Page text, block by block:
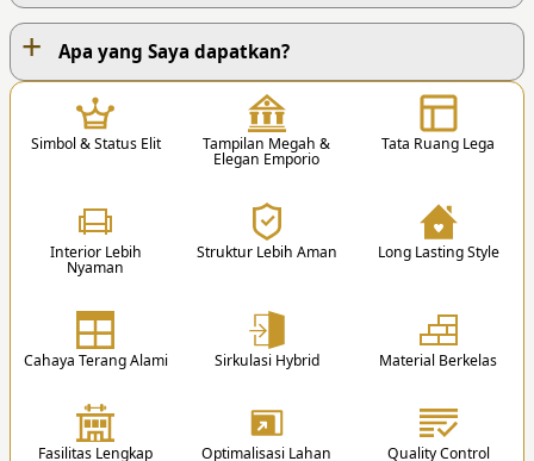
PROSES KERJA KAMI
Anda dapat menghubungi kami via Telp. /
Whatsapp / Email / Form Pemesanan.
Lantai 1 Lantai 2
1 K. Tidur Utama
1 K. Mandi Utama
3 K. Tidur Anak + KM Dalam
+ Apa yang Saya dapatkan?
Simbol & Status Elit Tampilan Megah &
Elegan Emporio
Tata Ruang Lega
Interior Lebih
Nyaman
Struktur Lebih Aman Long Lasting Style
Cahaya Terang Alami Sirkulasi Hybrid Material Berkelas
Fasilitas Lengkap Optimalisasi Lahan Quality Control